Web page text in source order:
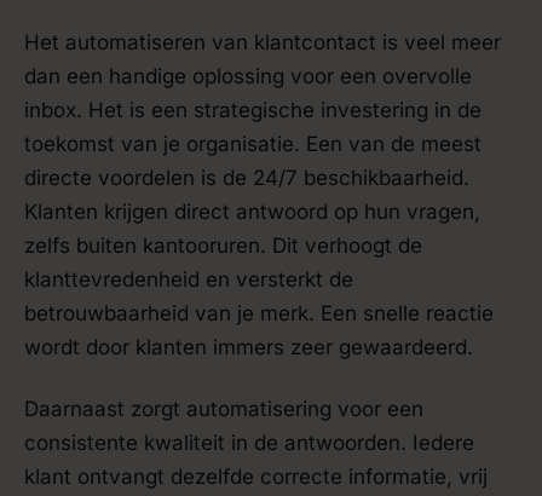
Het automatiseren van klantcontact is veel meer
dan een handige oplossing voor een overvolle
inbox. Het is een strategische investering in de
toekomst van je organisatie. Een van de meest
directe voordelen is de 24/7 beschikbaarheid.
Klanten krijgen direct antwoord op hun vragen,
zelfs buiten kantooruren. Dit verhoogt de
klanttevredenheid en versterkt de
betrouwbaarheid van je merk. Een snelle reactie
wordt door klanten immers zeer gewaardeerd.
Daarnaast zorgt automatisering voor een
consistente kwaliteit in de antwoorden. Iedere
klant ontvangt dezelfde correcte informatie, vrij